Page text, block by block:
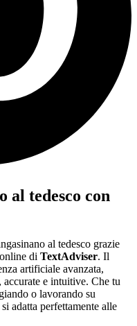
al tedesco con
al tedesco grazie
di TextAdviser. Il
artificiale avanzata,
e intuitive. Che tu
o lavorando su
si adatta perfettamente alle